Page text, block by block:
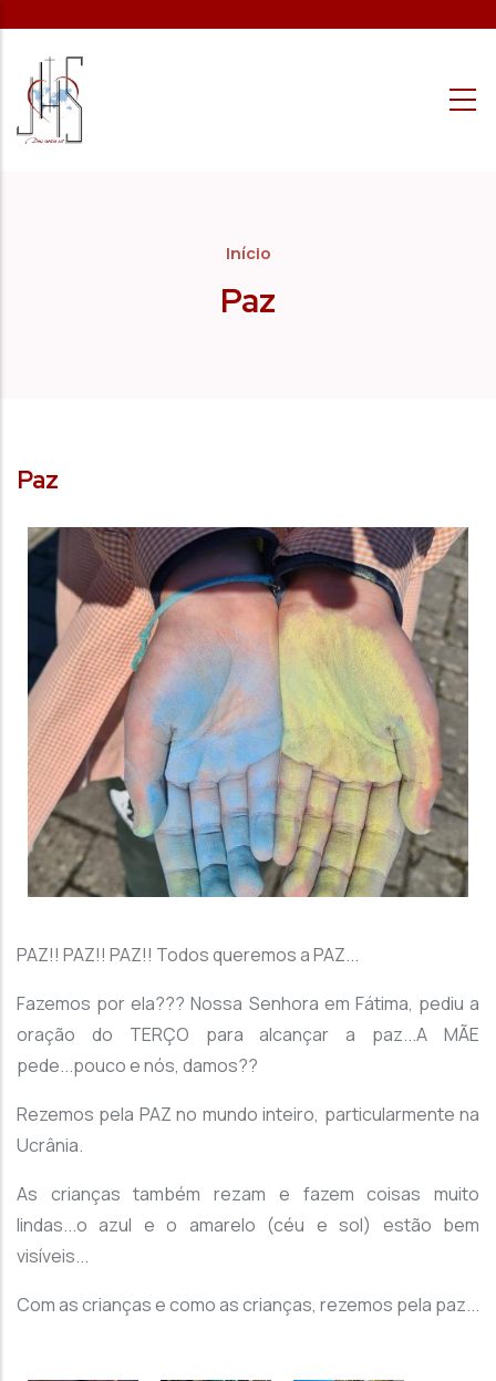
Início
Paz
Paz
PAZ!! PAZ!! PAZ!! Todos queremos a PAZ...
Fazemos por ela??? Nossa Senhora em Fátima, pediu a
oração do TERÇO para alcançar a paz...A MÃE
pede...pouco e nós, damos??
Rezemos pela PAZ no mundo inteiro, particularmente na
Ucrânia.
As crianças também rezam e fazem coisas muito
lindas...o azul e o amarelo (céu e sol) estão bem
visíveis...
Com as crianças e como as crianças, rezemos pela paz...